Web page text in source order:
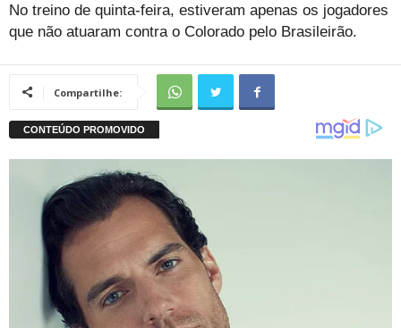
No treino de quinta-feira, estiveram apenas os jogadores
que não atuaram contra o Colorado pelo Brasileirão.
Compartilhe: